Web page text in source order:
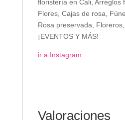
floristería en Cali, Arreglos
Flores, Cajas de rosa,
Rosa preservada,
¡EVENTOS Y MÁS!
ir a Instagram
Valoraciones